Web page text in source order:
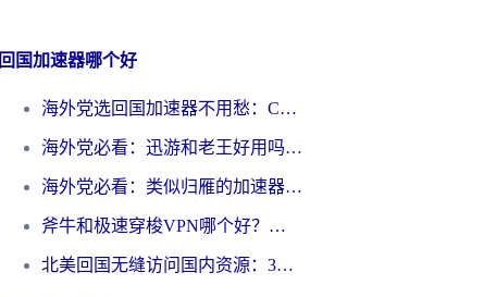
回国加速器哪个好
海外党选回国加速器不用愁：ChickCN和洞见哪个好？一篇搞定所有疑问
海外党必看：迅游和老王好用吗？3分钟选对加速国内网络的加速器
海外党必看：类似归雁的加速器怎么选？一篇搞定无缝访问国内资源
斧牛和极速穿梭VPN哪个好？海外党选回国加速器必看的真实对比与避坑指南
北美回国无缝访问国内资源：3年海外党亲测的加速器选择指南